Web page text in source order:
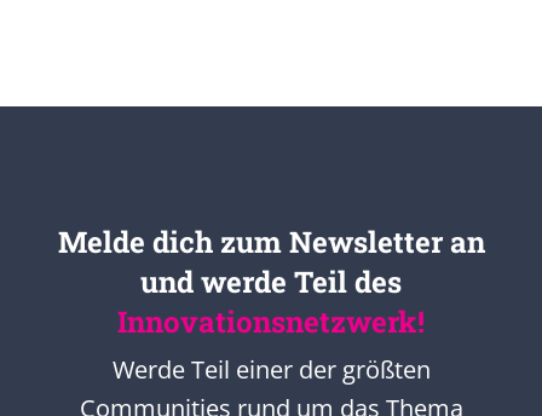
Melde dich zum Newsletter an
und werde Teil des
Innovationsnetzwerk!
Werde Teil einer der größten
Communities rund um das Thema